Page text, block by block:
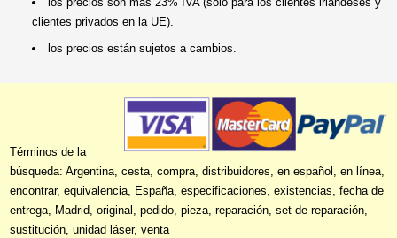
clientes privados en la UE).
los precios están sujetos a cambios.
Términos de la
búsqueda: Argentina, cesta, compra, distribuidores, en español, en línea,
encontrar, equivalencia, España, especificaciones, existencias, fecha de
entrega, Madrid, original, pedido, pieza, reparación, set de reparación,
sustitución, unidad láser, venta